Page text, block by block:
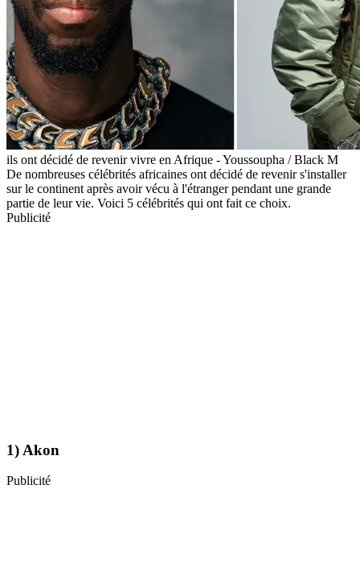
ils ont décidé de revenir vivre en Afrique - Youssoupha / Black M
De nombreuses célébrités africaines ont décidé de revenir s'installer
sur le continent après avoir vécu à l'étranger pendant une grande
partie de leur vie. Voici 5 célébrités qui ont fait ce choix.
Publicité
1) Akon
Publicité